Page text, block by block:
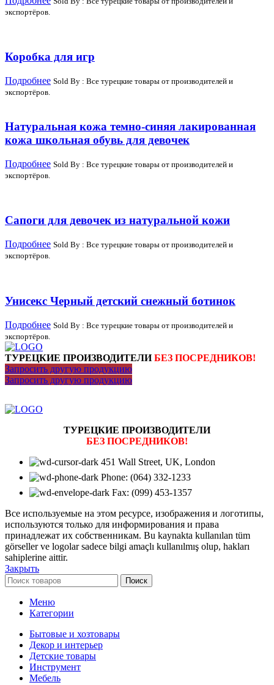
экспортёров.
Коробка для игр
Подробнее Sold By : Все турецкие товары от производителей и
экспортёров.
Натуральная кожа темно-синяя лакированная
кожа школьная обувь для девочек
Подробнее Sold By : Все турецкие товары от производителей и
экспортёров.
Сапоги для девочек из натуральной кожи
Подробнее Sold By : Все турецкие товары от производителей и
экспортёров.
Унисекс Черный детский снежный ботинок
Подробнее Sold By : Все турецкие товары от производителей и
экспортёров.
ТУРЕЦКИЕ ПРОИЗВОДИТЕЛИБЕЗ ПОСРЕДНИКОВ!
Запросить другую продукцию
Запросить другую продукцию
ТУРЕЦКИЕ ПРОИЗВОДИТЕЛИ
БЕЗ ПОСРЕДНИКОВ!
451 Wall Street, UK, London
Phone: (064) 332-1233
Fax: (099) 453-1357
Все используемые на этом ресурсе, изображения и логотипы,
используются только для информирования и права
принадлежат их собственникам. Bu kaynakta kullanılan tüm
görseller ve logolar sadece bilgi amaçlı kullanılmış olup, hakları
sahiplerine aittir.
Закрыть
Поиск
Меню
Категории
Бытовые и хозтовары
Декор и интерьер
Детские товары
Инструмент
Мебель